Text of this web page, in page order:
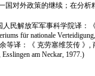
国对外政策的继续；在分析
民解放军军事科学院译：
für nationale
等译：《 克劳塞维茨传 》,
am Neckar, 1977.)